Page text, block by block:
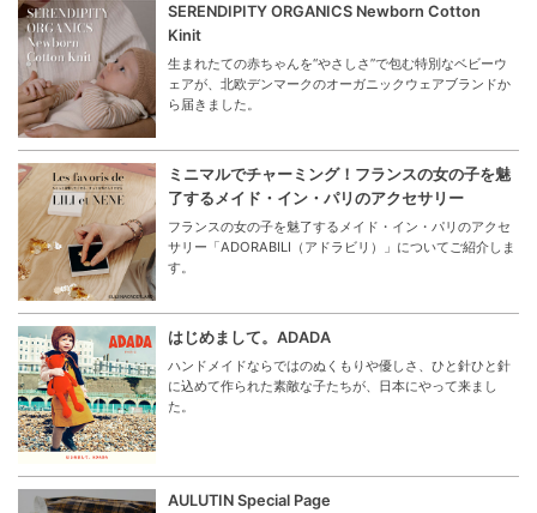
SERENDIPITY ORGANICS Newborn Cotton
Kinit
生まれたての赤ちゃんを“やさしさ”で包む特別なベビーウ
ェアが、北欧デンマークのオーガニックウェアブランドか
ら届きました。
ミニマルでチャーミング！フランスの女の子を魅
了するメイド・イン・パリのアクセサリー
フランスの女の子を魅了するメイド・イン・パリのアクセ
サリー「ADORABILI（アドラビリ）」についてご紹介しま
す。
はじめまして。ADADA
ハンドメイドならではのぬくもりや優しさ、ひと針ひと針
に込めて作られた素敵な子たちが、日本にやって来まし
た。
AULUTIN Special Page